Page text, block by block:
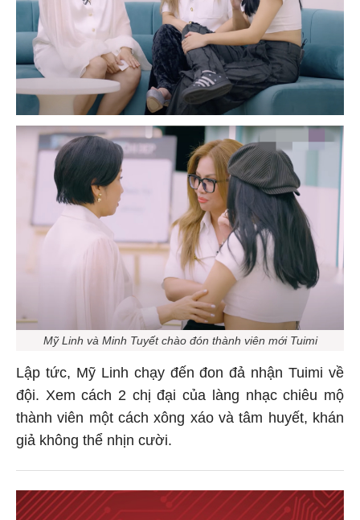
Mỹ Linh và Minh Tuyết chào đón thành viên mới Tuimi
Lập tức, Mỹ Linh chạy đến đon đả nhận Tuimi về
đội. Xem cách 2 chị đại của làng nhạc chiêu mộ
thành viên một cách xông xáo và tâm huyết, khán
giả không thể nhịn cười.